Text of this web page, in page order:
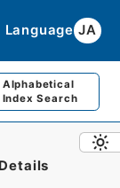
Language JA
Alphabetical
Index Search